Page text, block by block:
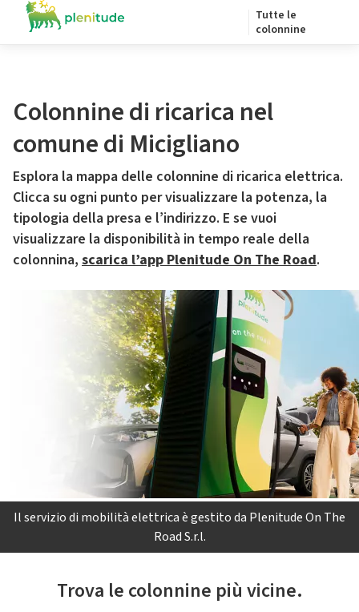
Tutte le
colonnine
Colonnine di ricarica nel
comune di Micigliano
Esplora la mappa delle colonnine di ricarica elettrica.
Clicca su ogni punto per visualizzare la potenza, la
tipologia della presa e l’indirizzo. E se vuoi
visualizzare la disponibilità in tempo reale della
colonnina, scarica l’app Plenitude On The Road.
Il servizio di mobilità elettrica è gestito da Plenitude On The
Road S.r.l.
Trova le colonnine più vicine.